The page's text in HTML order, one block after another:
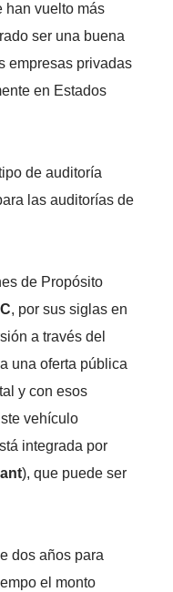
han vuelto más
ser una buena
empresas privadas
en Estados
de auditoría
las auditorías de
de Propósito
, por sus siglas en
a través del
una oferta pública
y con esos
vehículo
integrada por
), que puede ser
dos años para
el monto